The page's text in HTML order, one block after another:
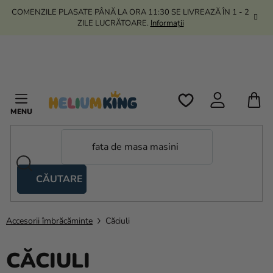
TreciCOMENZILE PLASATE PÂNĂ LA ORA 11:30 SE LIVREAZĂ ÎN 1 - 2
ZILE LUCRĂTOARE. Informații
CĂUTARE
tip
foarfecă
Heliu si
Accesorii îmbrăcăminte Căciuli
CĂCIULI